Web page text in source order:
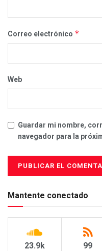
Correo electrónico *
Web
Guardar mi nombre,
navegador para la
Mantente conectado
23.9k 99